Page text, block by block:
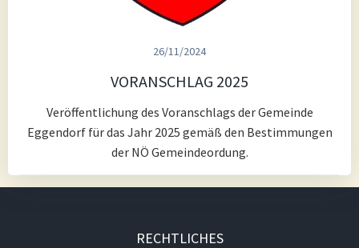
26/11/2024
VORANSCHLAG 2025
Veröffentlichung des Voranschlags der Gemeinde
Eggendorf für das Jahr 2025 gemäß den Bestimmungen
der NÖ Gemeindeordung.
RECHTLICHES